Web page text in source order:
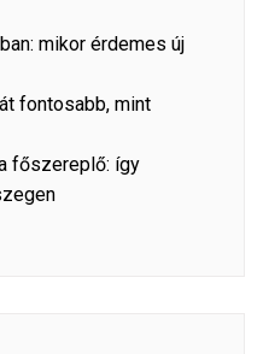
mikor érdemes új
fontosabb, mint
főszereplő: így